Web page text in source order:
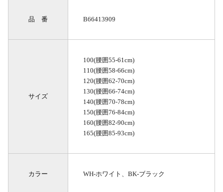
品 番 B66413909
サイズ
100(腰囲55-61cm)
110(腰囲58-66cm)
120(腰囲62-70cm)
130(腰囲66-74cm)
140(腰囲70-78cm)
150(腰囲76-84cm)
160(腰囲82-90cm)
165(腰囲85-93cm)
カラー WH-ホワイト、BK-ブラック